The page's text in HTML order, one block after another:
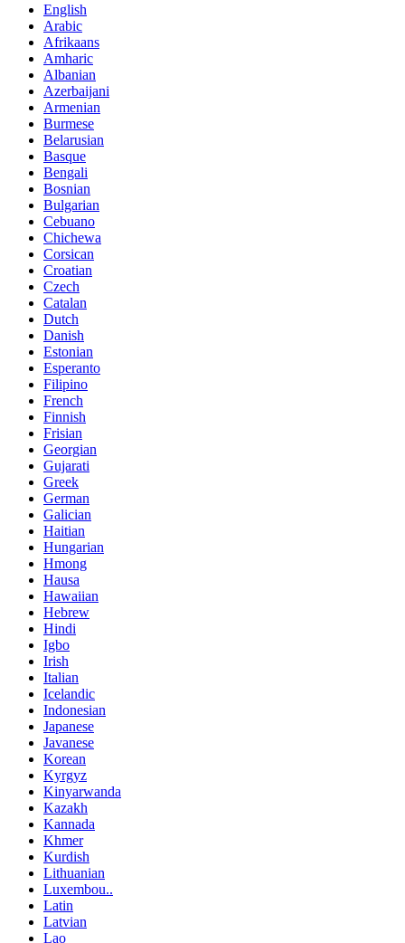
English
Arabic
Afrikaans
Amharic
Albanian
Azerbaijani
Armenian
Burmese
Belarusian
Basque
Bengali
Bosnian
Bulgarian
Cebuano
Chichewa
Corsican
Croatian
Czech
Catalan
Dutch
Danish
Estonian
Esperanto
Filipino
French
Finnish
Frisian
Georgian
Gujarati
Greek
German
Galician
Haitian
Hungarian
Hmong
Hausa
Hawaiian
Hebrew
Hindi
Igbo
Irish
Italian
Icelandic
Indonesian
Japanese
Javanese
Korean
Kyrgyz
Kinyarwanda
Kazakh
Kannada
Khmer
Kurdish
Lithuanian
Luxembou..
Latin
Latvian
Lao